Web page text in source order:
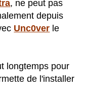
, ne peut pas
depuis
Unc0ver le
longtemps pour
de l'installer